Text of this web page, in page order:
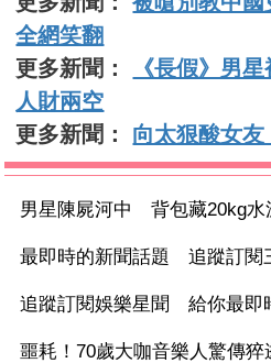
全網笑翻
更多新聞：
《長假》男
人財兩空
更多新聞： 向太狠酸女
男星陳屍河中 背包藏20kg水
最即時的新聞話題 追蹤訂閱
追蹤訂閱娛樂星聞 給你最即
噩耗！70歲大咖音樂人驚傳